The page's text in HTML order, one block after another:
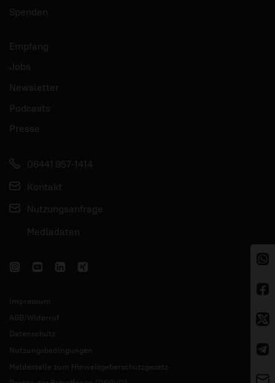
Spenden
Empfang
Jobs
Newsletter
Podcasts
Presse
06441 957-1414
Kontakt
Nutzungsanfrage
Mediadaten
Impressum
AGB/Widerruf
Datenschutz
Nutzungsbedingungen
Meldestelle zum Hinweisgeberschutzgesetz